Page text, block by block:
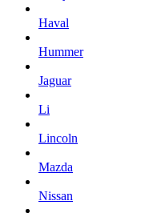
Haval
Hummer
Jaguar
Li
Lincoln
Mazda
Nissan